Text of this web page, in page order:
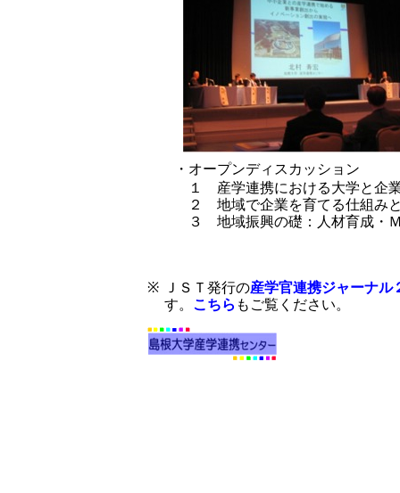
・オープンディスカッション
１ 産学連携における大学と企
２ 地域で企業を育てる仕組み
３ 地域振興の礎：人材育成・
※ ＪＳＴ発行の産学官連携ジャーナル
す。 こちら もご覧ください。